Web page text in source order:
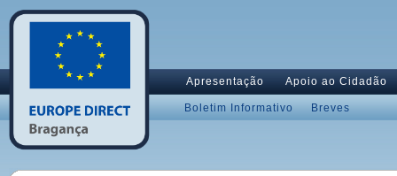
Apresentação Apoio ao Cidadão
Boletim Informativo Breves